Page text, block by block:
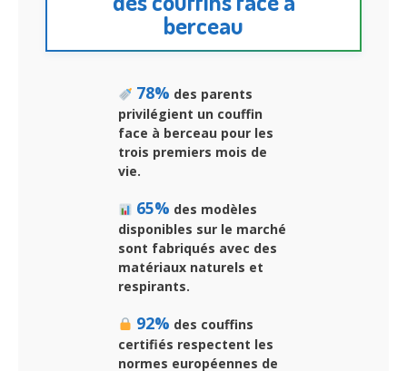
berceau
78% des parents
privilégient un couffin
face à berceau pour les
trois premiers mois de
vie.
65% des modèles
disponibles sur le marché
sont fabriqués avec des
matériaux naturels et
respirants.
92% des couffins
certifiés respectent les
normes européennes de